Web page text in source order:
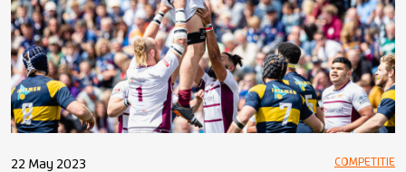
22 May 2023 COMPETITIE